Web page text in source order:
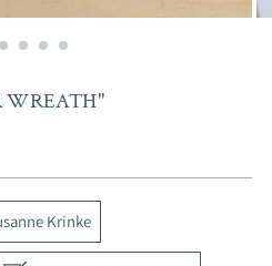
WREATH"
Krinke